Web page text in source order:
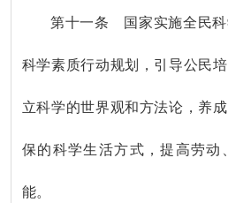
第十一条 国家实施全民科
科学素质行动规划，引导公民
立科学的世界观和方法论，养
保的科学生活方式，提高劳动
能。